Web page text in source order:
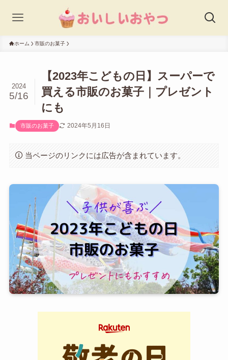
ホーム 市販のお菓子
【2023年こどもの日】スーパーで
買える市販のお菓子｜プレゼント
にも
2024
5/16
市販のお菓子 2024年5月16日
当ページのリンクには広告が含まれています。